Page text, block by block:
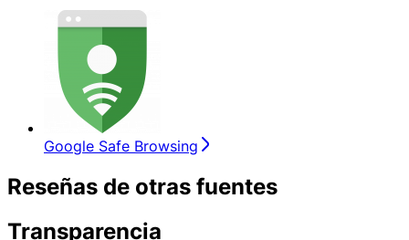
Google Safe Browsing
Reseñas de otras fuentes
Transparencia